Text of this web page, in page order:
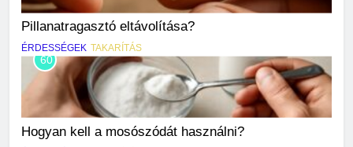
Pillanatragasztó eltávolítása?
ÉRDESSÉGEK TAKARÍTÁS
60
Hogyan kell a mosószódát használni?